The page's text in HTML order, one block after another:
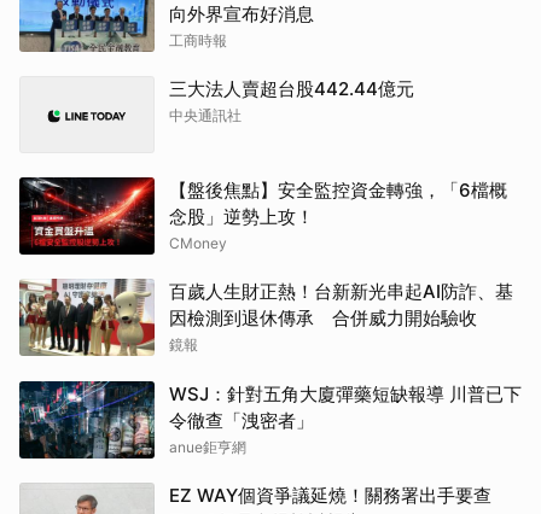
向外界宣布好消息
工商時報
三大法人賣超台股442.44億元
中央通訊社
【盤後焦點】安全監控資金轉強，「6檔概
念股」逆勢上攻！
CMoney
百歲人生財正熱！台新新光串起AI防詐、基
因檢測到退休傳承 合併威力開始驗收
鏡報
WSJ：針對五角大廈彈藥短缺報導 川普已下
令徹查「洩密者」
anue鉅亨網
EZ WAY個資爭議延燒！關務署出手要查